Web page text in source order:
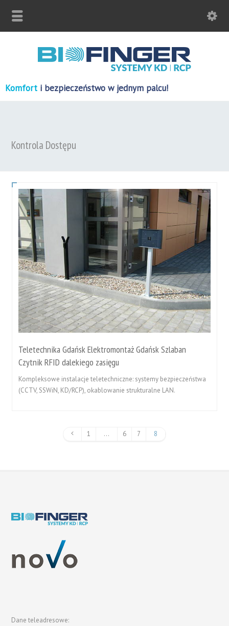
Komfort i bezpieczeństwo w jednym palcu!
Kontrola Dostępu
Teletechnika Gdańsk Elektromontaż Gdańsk Szlaban
Czytnik RFID dalekiego zasięgu
Kompleksowe instalacje teletechniczne: systemy bezpieczeństwa
(CCTV, SSWiN, KD/RCP), okablowanie strukturalne LAN.
1 … 6 7 8
Dane teleadresowe: